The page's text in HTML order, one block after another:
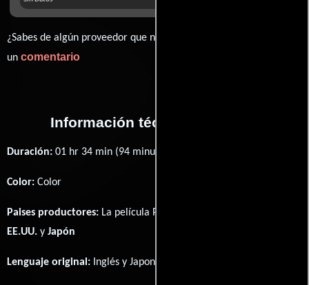
¿Sabes de algún proveedor que no estamos mostrando? déjanos
un comentario
Información técnica y general
Duración: 01 hr 34 min (94 minutos) .
Color: Color
Paises productores: La película Picture Bride fué producida en
EE.UU. y Japón
Lenguaje original: Inglés y Japonés